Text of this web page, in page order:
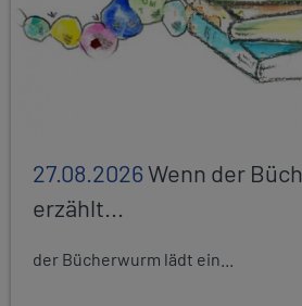
27.08.2026Wenn der
erzählt...
der Bücherwurm lädt ein...